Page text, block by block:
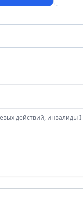
действий, инвалиды